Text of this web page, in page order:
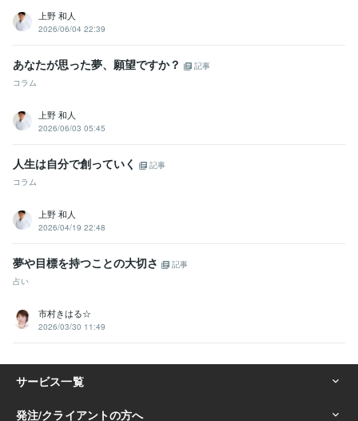
上野 和人
2026/06/04 22:39
あなたが思った夢、願望ですか？
記事
コラム
上野 和人
2026/06/03 05:45
人生は自分で創っていく
記事
コラム
上野 和人
2026/04/19 22:48
夢や目標を持つことの大切さ
記事
占い
市村きはる☆
2026/03/30 11:49